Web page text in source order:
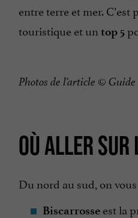
entre terre et mer.
touristique et un top 5
Photos de l’article ©
OÙ ALLER
Du nord au sud, on
Biscarrosse est la